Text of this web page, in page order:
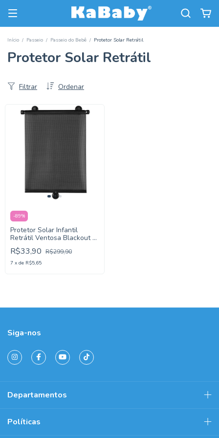
Início / Passeio / Passeio do Bebê / Protetor Solar Retrátil
Protetor Solar Retrátil
Ordenar
Filtrar
-89%
Protetor Solar Infantil
Retrátil Ventosa Blackout -
Kababy
R$33,90 R$299,90
7 x de R$5,65
Siga-nos
Departamentos
Políticas